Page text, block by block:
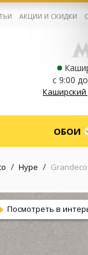
АКЦИИ И СКИДКИ
с 9:00
ОБОИ
/ Hype /
Посмотреть в